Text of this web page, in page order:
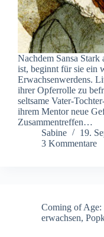
Nachdem Sansa
ist, beginnt für sie ein
Erwachsenwerdens.
ihrer Opferrolle zu
seltsame Vater-
ihrem Mentor neue
Zusammentreffen…
Sabine
19.
3 Kommentare
Coming of Age:
erwachsen,